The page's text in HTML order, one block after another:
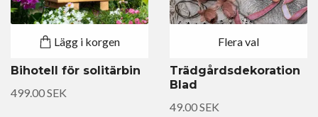
Lägg i korgen
Bihotell för solitärbin
499.00 SEK
Flera val
Trädgårdsdekoration
Blad
49.00 SEK